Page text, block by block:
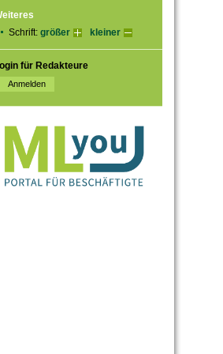
Schrift: größer kleiner
für Redakteure